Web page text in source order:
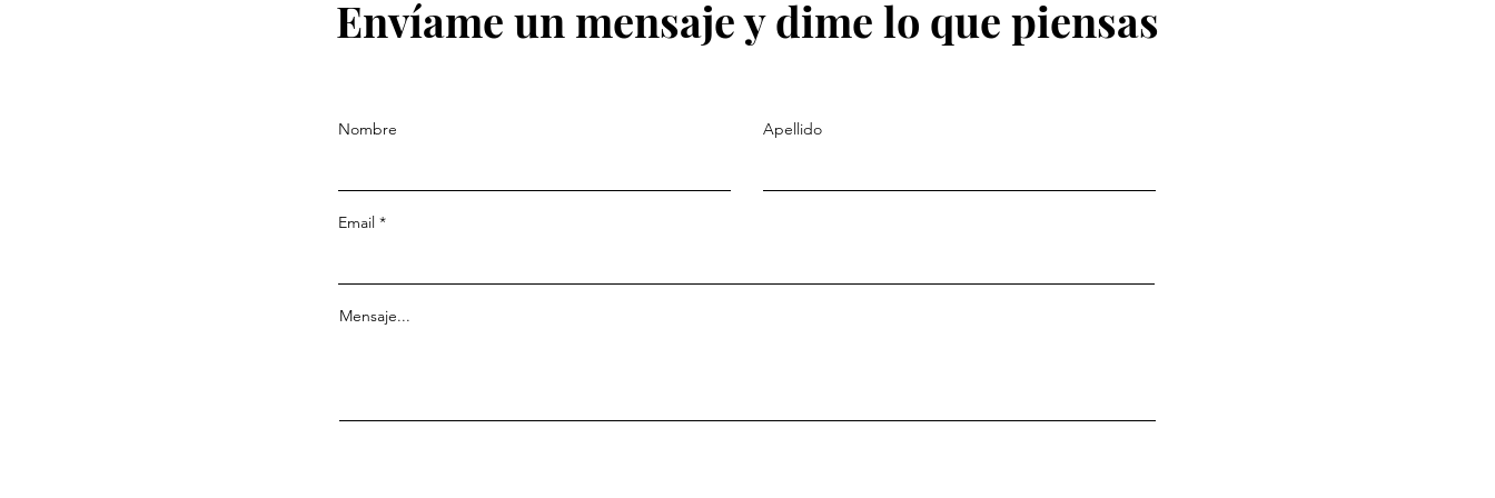
Envíame un mensaje y dime lo que piensas
Nombre Apellido
Email
Mensaje...